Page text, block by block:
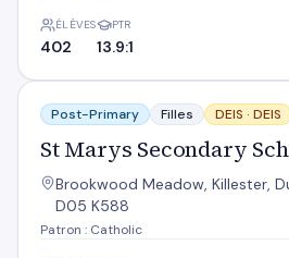
ÉLÈVES
402
PTR
13.9:1
St Marys Secondary School
Post-Primary Filles DEIS · DEIS
St Marys Secondary
Brookwood Meadow, Killester,
D05 K588
Patron : Catholic